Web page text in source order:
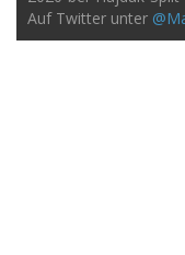
Auf Twitter unter